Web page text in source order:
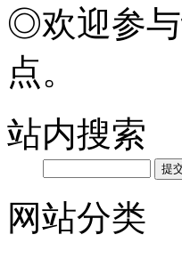
◎欢迎参与
点。
站内搜索
网站分类